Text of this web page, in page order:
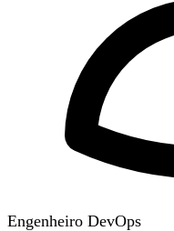
Engenheiro DevOps